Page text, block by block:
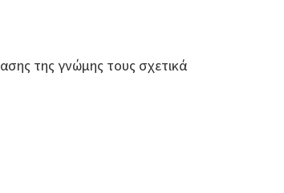
της γνώμης τους σχετικά